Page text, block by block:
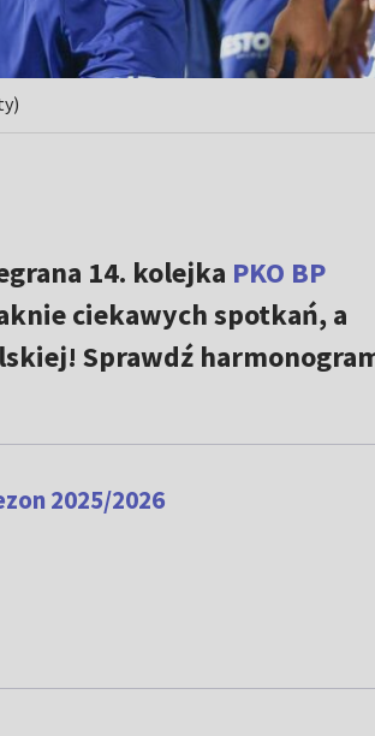
14. kolejka PKO BP
ciekawych spotkań, a
Sprawdź
2025/2026